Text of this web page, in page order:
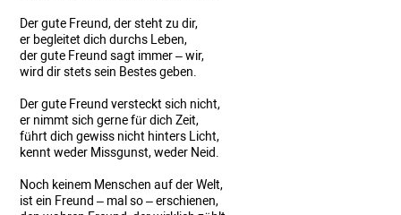
Der gute Freund, der steht zu dir,
er begleitet dich durchs Leben,
der gute Freund sagt immer – wir,
wird dir stets sein Bestes geben.
Der gute Freund versteckt sich nicht,
er nimmt sich gerne für dich Zeit,
führt dich gewiss nicht hinters Licht,
kennt weder Missgunst, weder Neid.
Noch keinem Menschen auf der Welt,
ist ein Freund – mal so – erschienen,